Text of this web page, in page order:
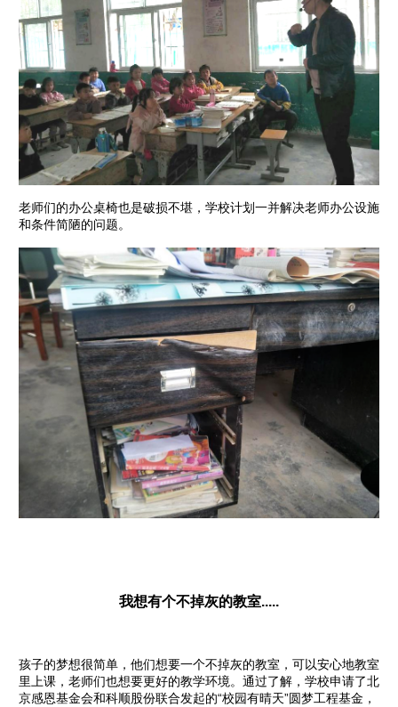
老师们的办公桌椅也是破损不堪，学校计划一并解决老师办公设施
和条件简陋的问题。
我想有个不掉灰的教室.....
孩子的梦想很简单，他们想要一个不掉灰的教室，可以安心地教室
里上课，老师们也想要更好的教学环境。通过了解，学校申请了北
京感恩基金会和科顺股份联合发起的“校园有晴天”圆梦工程基金，